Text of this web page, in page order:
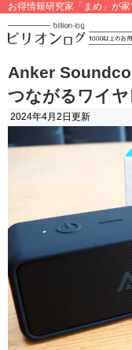
お得情報研究家「まめ」が
Anker
つながるワイ
2024年4月2日 更新